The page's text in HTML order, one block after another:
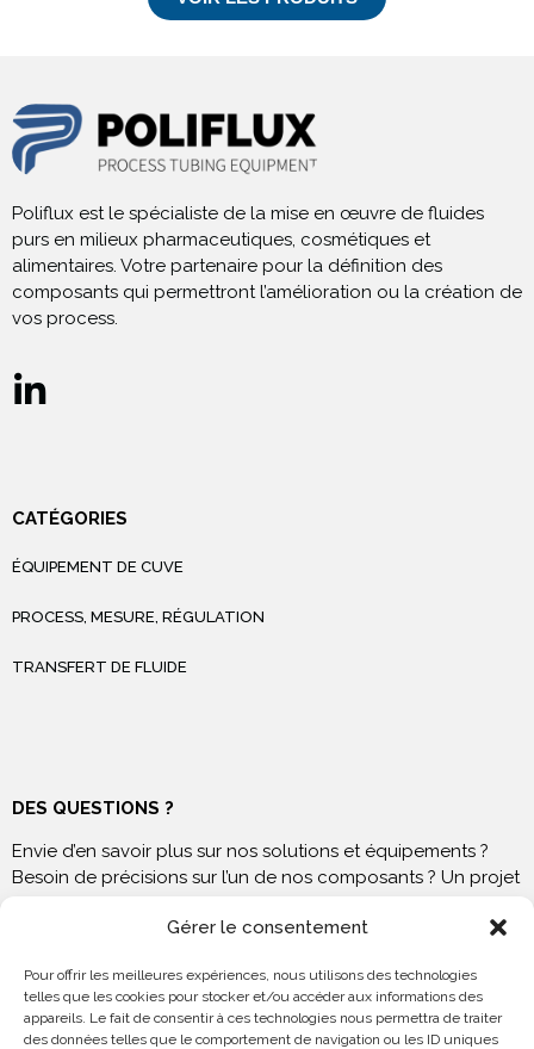
Gérer le consentement
Pour offrir les meilleures expériences, nous utilisons des technologies
telles que les cookies pour stocker et/ou accéder aux informations des
appareils. Le fait de consentir à ces technologies nous permettra de traiter
des données telles que le comportement de navigation ou les ID uniques
Poliflux est le spécialiste de la mise en œuvre de fluides
purs en milieux pharmaceutiques, cosmétiques et
alimentaires. Votre partenaire pour la définition des
composants qui permettront l’amélioration ou la création de
vos process.
CATÉGORIES
ÉQUIPEMENT DE CUVE
PROCESS, MESURE, RÉGULATION
TRANSFERT DE FLUIDE
DES QUESTIONS ?
Envie d’en savoir plus sur nos solutions et équipements ?
Besoin de précisions sur l’un de nos composants ? Un projet
NOUS RENDRE VISITE